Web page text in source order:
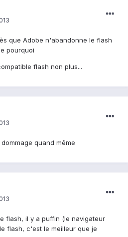
que Adobe n'abandonne le flash
pourquoi
flash non plus...
quand même
flash, il y a puffin (le navigateur
flash, c'est le meilleur que je